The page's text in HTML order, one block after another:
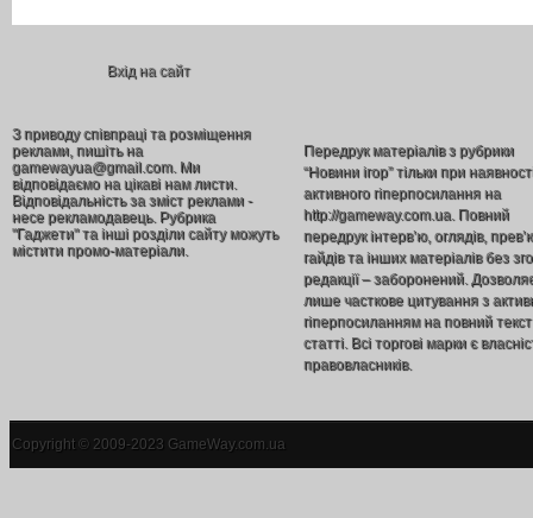
Вхід на сайт
З приводу співпраці та розміщення
реклами, пишіть на
gamewayua@gmail.com. Ми
відповідаємо на цікаві нам листи.
Відповідальність за зміст реклами -
несе рекламодавець. Рубрика
"Гаджети" та інші розділи сайту можуть
містити промо-матеріали.
Передрук матеріалів з рубрики
“Новини ігор” тільки при
активного гіперпосилання на
http://gameway.com.ua. Повний
передрук інтерв’ю, оглядів,
гайдів та інших матеріалів без
редакції – заборонений.
лише часткове цитування з
гіперпосиланням на повний текст
статті. Всі торгові марки є
правовласників.
Copyright © 2009-2023 GameWay.com.ua